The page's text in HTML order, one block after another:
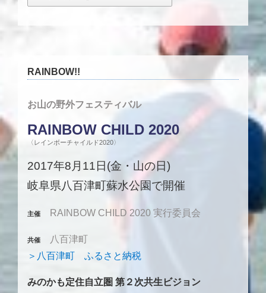
RAINBOW!!
お山の野外フェスティバル
RAINBOW CHILD 2020
〈レインボーチャイルド2020〉
2017年8月11日(金・山の日)
岐阜県八百津町蘇水公園で開催
主催 RAINBOW CHILD 2020 実行委員会
共催
八百津町
＞八百津町 ふるさと納税
みのかも定住自立圏 第２次共生ビジョン